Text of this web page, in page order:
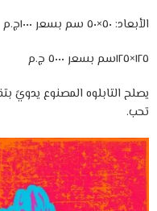
الأبعاد: ٥٠×٥٠ سم بسعر ١٠٠٠ج.م
١٢٥×١٢٥سم بسعر ٥٠٠٠ ج.م
يصلح التابلوه المصنوع يدويً
تحب.